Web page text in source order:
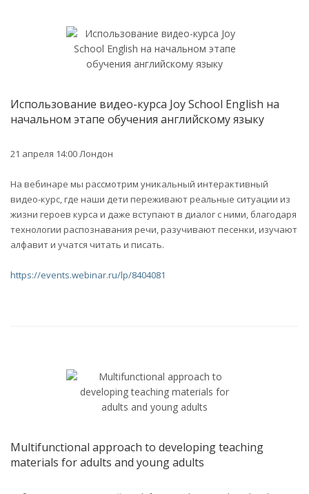
Использование видео-курса Joy School English на
начальном этапе обучения английскому языку
21 апреля 14:00 Лондон
На вебинаре мы рассмотрим уникальный интерактивный
видео-курс, где наши дети переживают реальные ситуации из
жизни героев курса и даже вступают в диалог с ними, благодаря
технологии распознавания речи, разучивают песенки, изучают
алфавит и учатся читать и писать.
https://events.webinar.ru/lp/8404081
Multifunctional approach to developing teaching
materials for adults and young adults